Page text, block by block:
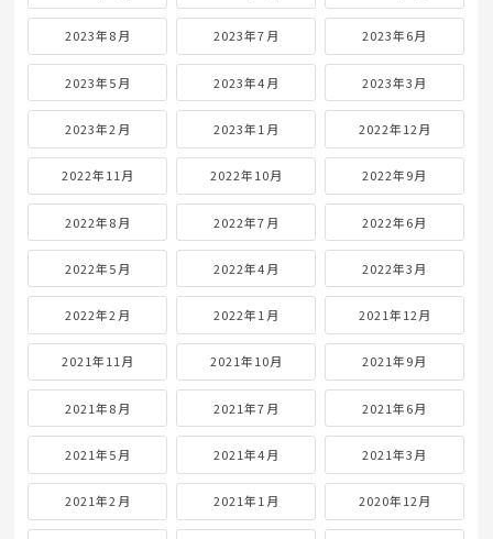
2023年8月 2023年7月 2023年6月
2023年5月 2023年4月 2023年3月
2023年2月 2023年1月 2022年12月
2022年11月 2022年10月 2022年9月
2022年8月 2022年7月 2022年6月
2022年5月 2022年4月 2022年3月
2022年2月 2022年1月 2021年12月
2021年11月 2021年10月 2021年9月
2021年8月 2021年7月 2021年6月
2021年5月 2021年4月 2021年3月
2021年2月 2021年1月 2020年12月